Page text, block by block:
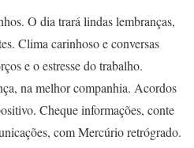
O dia trará lindas lembranças,
Clima carinhoso e conversas
e o estresse do trabalho.
na melhor companhia. Acordos
Cheque informações, conte
com Mercúrio retrógrado.